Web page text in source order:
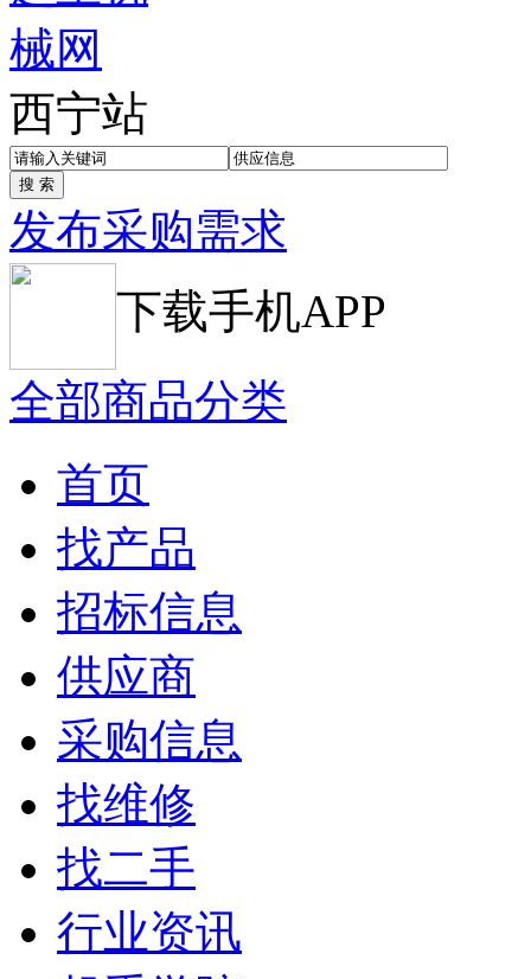
西宁站
发布采购需求
下载手机APP
全部商品分类
首页
找产品
招标信息
供应商
采购信息
找维修
找二手
行业资讯